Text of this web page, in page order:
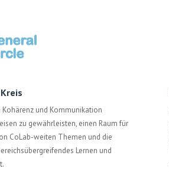
Kohärenz und Kommunikation
zu gewährleisten, einen Raum für
CoLab-weiten Themen und die
Lernen und